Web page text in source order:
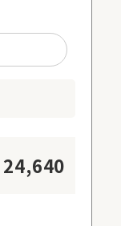
24,640